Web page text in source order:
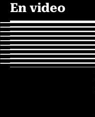
En video